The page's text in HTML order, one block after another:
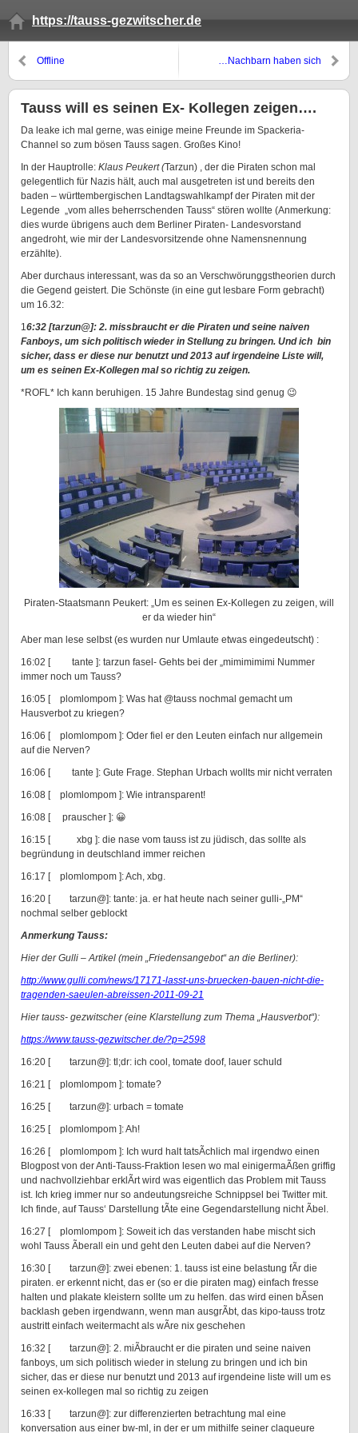
https://tauss-gezwitscher.de
Offline
…Nachbarn haben sich
Tauss will es seinen Ex- Kollegen zeigen….
Da leake ich mal gerne, was einige meine Freunde im Spackeria-
Channel so zum bösen Tauss sagen. Großes Kino!
In der Hauptrolle: Klaus Peukert (Tarzun) , der die Piraten schon mal
gelegentlich für Nazis hält, auch mal ausgetreten ist und bereits den
baden – württembergischen Landtagswahlkampf der Piraten mit der
Legende „vom alles beherrschenden Tauss“ stören wollte (Anmerkung:
dies wurde übrigens auch dem Berliner Piraten- Landesvorstand
angedroht, wie mir der Landesvorsitzende ohne Namensnennung
erzählte).
Aber durchaus interessant, was da so an Verschwörunggstheorien durch
die Gegend geistert. Die Schönste (in eine gut lesbare Form gebracht)
um 16.32:
16:32 [tarzun@]: 2. missbraucht er die Piraten und seine naiven
Fanboys, um sich politisch wieder in Stellung zu bringen. Und ich bin
sicher, dass er diese nur benutzt und 2013 auf irgendeine Liste will,
um es seinen Ex-Kollegen mal so richtig zu zeigen.
*ROFL* Ich kann beruhigen. 15 Jahre Bundestag sind genug 😉
Piraten-Staatsmann Peukert: „Um es seinen Ex-Kollegen zu zeigen, will
er da wieder hin“
Aber man lese selbst (es wurden nur Umlaute etwas eingedeutscht) :
16:02 [ tante ]: tarzun fasel- Gehts bei der „mimimimimi Nummer
immer noch um Tauss?
16:05 [ plomlompom ]: Was hat @tauss nochmal gemacht um
Hausverbot zu kriegen?
16:06 [ plomlompom ]: Oder fiel er den Leuten einfach nur allgemein
auf die Nerven?
16:06 [ tante ]: Gute Frage. Stephan Urbach wollts mir nicht verraten
16:08 [ plomlompom ]: Wie intransparent!
16:08 [ prauscher ]: 😀
16:15 [ xbg ]: die nase vom tauss ist zu jüdisch, das sollte als
begründung in deutschland immer reichen
16:17 [ plomlompom ]: Ach, xbg.
16:20 [ tarzun@]: tante: ja. er hat heute nach seiner gulli-„PM“
nochmal selber geblockt
Anmerkung Tauss:
Hier der Gulli – Artikel (mein „Friedensangebot“ an die Berliner):
http://www.gulli.com/news/17171-lasst-uns-bruecken-bauen-nicht-die-
tragenden-saeulen-abreissen-2011-09-21
Hier tauss- gezwitscher (eine Klarstellung zum Thema „Hausverbot“):
https://www.tauss-gezwitscher.de/?p=2598
16:20 [ tarzun@]: tl;dr: ich cool, tomate doof, lauer schuld
16:21 [ plomlompom ]: tomate?
16:25 [ tarzun@]: urbach = tomate
16:25 [ plomlompom ]: Ah!
16:26 [ plomlompom ]: Ich wurd halt tatsÃchlich mal irgendwo einen
Blogpost von der Anti-Tauss-Fraktion lesen wo mal einigermaÃßen griffig
und nachvollziehbar erklÃrt wird was eigentlich das Problem mit Tauss
ist. Ich krieg immer nur so andeutungsreiche Schnippsel bei Twitter mit.
Ich finde, auf Tauss‘ Darstellung tÃte eine Gegendarstellung nicht Ãbel.
16:27 [ plomlompom ]: Soweit ich das verstanden habe mischt sich
wohl Tauss Ãberall ein und geht den Leuten dabei auf die Nerven?
16:30 [ tarzun@]: zwei ebenen: 1. tauss ist eine belastung fÃr die
piraten. er erkennt nicht, das er (so er die piraten mag) einfach fresse
halten und plakate kleistern sollte um zu helfen. das wird einen bÃsen
backlash geben irgendwann, wenn man ausgrÃbt, das kipo-tauss trotz
austritt einfach weitermacht als wÃre nix geschehen
16:32 [ tarzun@]: 2. miÃbraucht er die piraten und seine naiven
fanboys, um sich politisch wieder in stelung zu bringen und ich bin
sicher, das er diese nur benutzt und 2013 auf irgendeine liste will um es
seinen ex-kollegen mal so richtig zu zeigen
16:33 [ tarzun@]: zur differenzierten betrachtung mal eine
konversation aus einer bw-ml, in der er um mithilfe seiner claqueure